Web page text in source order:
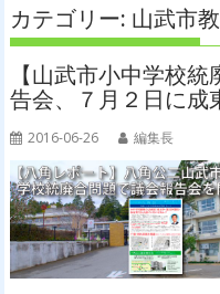
カテゴリー: 山武市
【山武市小中学校
告会、７月２日に成
2016-06-26 編集長